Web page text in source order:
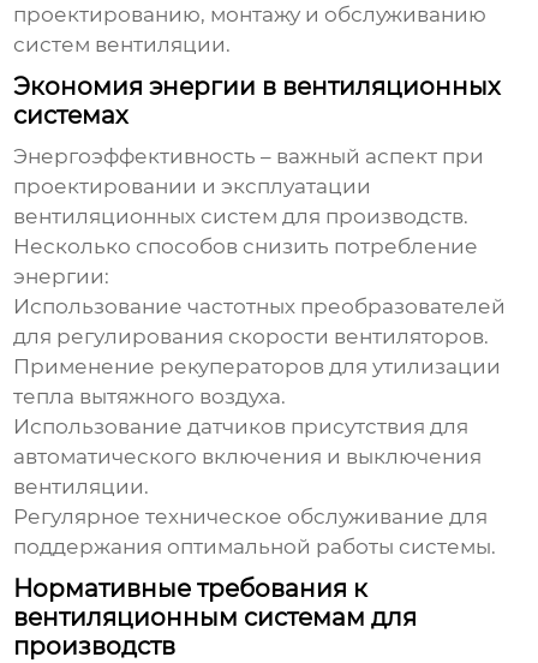
проектированию, монтажу и обслуживанию
систем вентиляции.
Экономия энергии в вентиляционных
системах
Энергоэффективность – важный аспект при
проектировании и эксплуатации
вентиляционных систем для производств.
Несколько способов снизить потребление
энергии:
Использование частотных преобразователей
для регулирования скорости вентиляторов.
Применение рекуператоров для утилизации
тепла вытяжного воздуха.
Использование датчиков присутствия для
автоматического включения и выключения
вентиляции.
Регулярное техническое обслуживание для
поддержания оптимальной работы системы.
Нормативные требования к
вентиляционным системам для
производств